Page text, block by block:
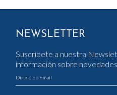
NEWSLETTER
Suscríbete a nuestra
información sobre